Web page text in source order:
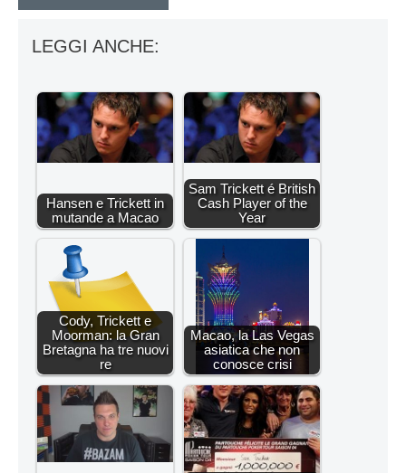
LEGGI ANCHE:
Hansen e Trickett in
mutande a Macao
Sam Trickett é British
Cash Player of the
Year
Cody, Trickett e
Moorman: la Gran
Bretagna ha tre nuovi
re
Macao, la Las Vegas
asiatica che non
conosce crisi